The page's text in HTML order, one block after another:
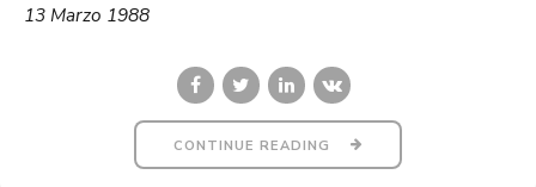
13 Marzo 1988
CONTINUE READING